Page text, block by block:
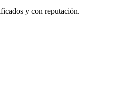
y con reputación.